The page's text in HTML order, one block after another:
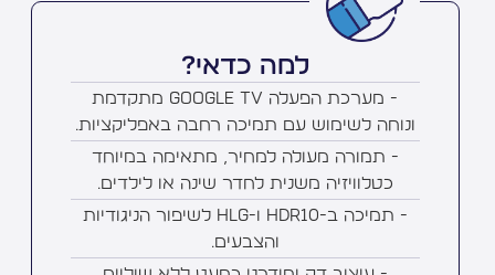
למה כדאי?
- מערכת הפעלה Google TV מתקדמת
ונוחה לשימוש עם תמיכה רחבה באפליקציות.
- תמורה מעולה למחיר, מתאימה במיוחד
כטלוויזיה משנית לחדר שינה או לילדים.
- תמיכה ב-HDR10 ו-HLG לשיפור הניגודיות
והצבעים.